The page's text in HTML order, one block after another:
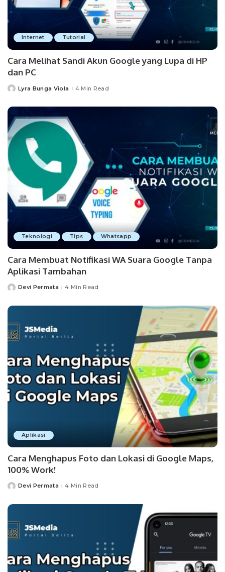
Internet Tutorial
Cara Melihat Sandi Akun Google yang Lupa di HP
dan PC
PostedLyra Bunga Viola 4 Min Read
Teknologi Tips Whatsapp
Cara Membuat Notifikasi WA Suara Google Tanpa
Aplikasi Tambahan
PostedDevi Permata 4 Min Read
Aplikasi
Cara Menghapus Foto dan Lokasi di Google Maps,
100% Work!
PostedDevi Permata 4 Min Read